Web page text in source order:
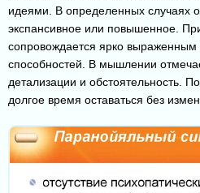
идеями. В определенных случаях
экспансивное или повышенное.
сопровождается ярко
способностей. В мышлении
детализации и обстоятельность.
долгое время оставаться без